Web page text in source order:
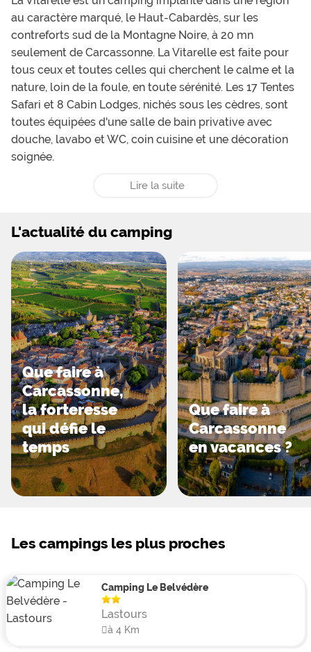
au caractère marqué, le Haut-Cabardès, sur les
contreforts sud de la Montagne Noire, à 20 mn
seulement de Carcassonne. La Vitarelle est faite pour
tous ceux et toutes celles qui cherchent le calme et la
nature, loin de la foule, en toute sérénité. Les 17 Tentes
Safari et 8 Cabin Lodges, nichés sous les cèdres, sont
toutes équipées d'une salle de bain privative avec
douche, lavabo et WC, coin cuisine et une décoration
soignée.
Lire la suite
L'actualité du camping
Que faire à
Carcassonne,
la forteresse
qui défie le
temps
Que faire à
Carcassonne
en vacances ?
Les campings les plus proches
Camping Le Belvédère
Lastours
à 4 Km